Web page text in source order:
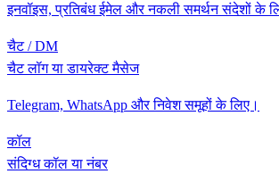
इनवॉइस, प्रतिबंध ईमेल और नकली समर्थन संदेशों के
चैट / DM
चैट लॉग या डायरेक्ट मैसेज
Telegram, WhatsApp और निवेश समूहों के लिए।
कॉल
संदिग्ध कॉल या नंबर